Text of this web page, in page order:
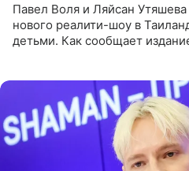
Павел Воля и Ляйсан
нового реалити-шоу в
детьми. Как сообщает